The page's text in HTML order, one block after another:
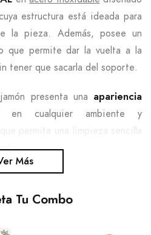
estructura está ideada para
la pieza. Además, posee un
que permite dar la vuelta a la
tener que sacarla del soporte.
presenta una apariencia
cualquier ambiente y
aficionadas. ¡Un jamonero con
Más
Tu Combo